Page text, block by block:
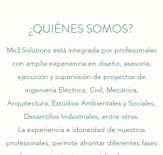
¿QUIÉNES SOMOS?
Mx3 Solutions está integrada por profesionales
con amplia experiencia en diseño, asesoría,
ejecución y supervisión de proyectos de
ingeniería Eléctrica, Civil, Mecánica,
Arquitectura, Estudios Ambientales y Sociales,
Desarrollos Industriales, entre otros.
La experiencia e idoneidad de nuestros
profesionales, permite afrontar diferentes fases